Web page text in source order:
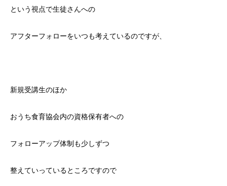
という視点で生徒さんへの
アフターフォローをいつも考えているのですが、
新規受講生のほか
おうち食育協会内の資格保有者への
フォローアップ体制も少しずつ
整えていっているところですので